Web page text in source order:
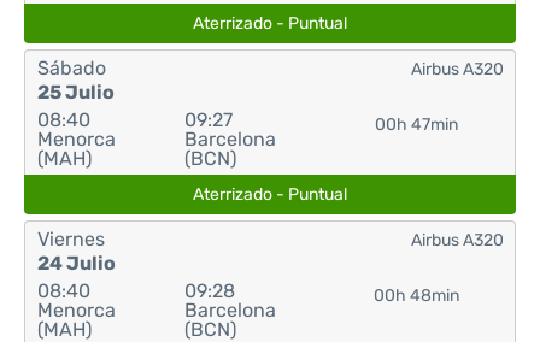
Aterrizado - Puntual
Sábado
25 Julio
08:40
Menorca
(MAH)
09:27
Barcelona
(BCN)
00h 47min
Airbus A320
Aterrizado - Puntual
Viernes
24 Julio
08:40
Menorca
(MAH)
09:28
Barcelona
(BCN)
00h 48min
Airbus A320